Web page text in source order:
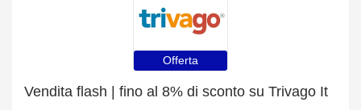
Offerta
Vendita flash | fino al 8% di sconto su Trivago It